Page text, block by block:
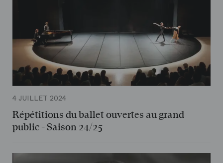
4 JUILLET 2024
Répétitions du ballet ouvertes au grand
public - Saison 24/25